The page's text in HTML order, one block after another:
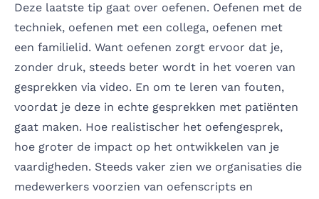
Deze laatste tip gaat over oefenen. Oefenen met de
techniek, oefenen met een collega, oefenen met
een familielid. Want oefenen zorgt ervoor dat je,
zonder druk, steeds beter wordt in het voeren van
gesprekken via video. En om te leren van fouten,
voordat je deze in echte gesprekken met patiënten
gaat maken. Hoe realistischer het oefengesprek,
hoe groter de impact op het ontwikkelen van je
vaardigheden. Steeds vaker zien we organisaties die
medewerkers voorzien van oefenscripts en